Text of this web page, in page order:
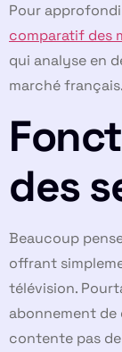
Pour
comparatif des
qui analyse en
marché français.
des
Beaucoup
offrant
télévision.
abonnement de
contente pas